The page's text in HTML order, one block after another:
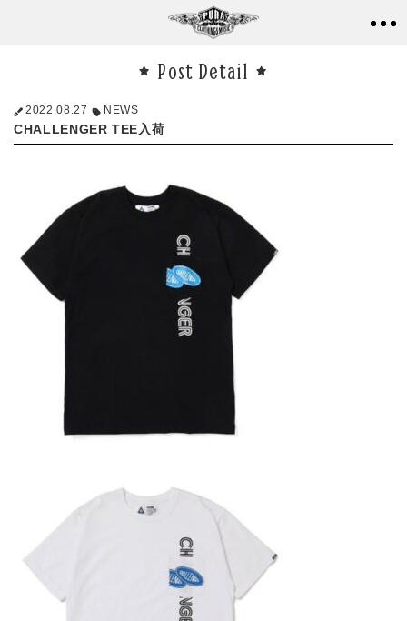
Post Detail
2022.08.27 NEWS
CHALLENGER TEE入荷